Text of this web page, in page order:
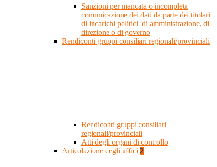
Sanzioni per mancata o incompleta
comunicazione dei dati da parte dei titolari
di incarichi politici, di amministrazione, di
direzione o di governo
Rendiconti gruppi consiliari regionali/provinciali
Rendiconti gruppi consiliari
regionali/provinciali
Atti degli organi di controllo
Articolazione degli uffici 2